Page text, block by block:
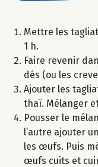
Mettre les
1 h.
Faire revenir
dés (ou les
Ajouter les
thaï. Mélanger
Pousser le
l’autre ajouter
les œufs. Puis
œufs cuits et